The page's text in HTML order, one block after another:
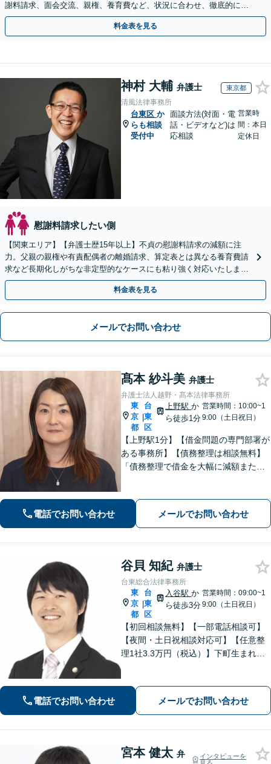
謝料請求、面会交流、親権、養育費など、状況に合わせ、徹底的にサ
ポートいたします【弁護士歴17年以上】
料金表を見る
神村 大輔 弁護士 東京都
清風法律事務所
台東区 か
らも相談
受付中
面談方法(対面・電
話・ビデオなど)は
応相談
営業時
間：本日
定休日
慰謝料請求したい側
【関東エリア】【弁護士歴15年以上】不貞の慰謝料請求の減額に注
力。父親の親権や有責配偶者の離婚請求、算定表とは異なる養育費請
求など長期化しがちな非定型的なケースにも粘り強く対応いたしま
す。【初回相談30分無料】【休日・夜間相談可】
料金表を見る
メールでお問い合わせ
髙本 紗斗美 弁護士
弁護士法人越野・髙本法律事務所
東
京
都
|
台
東
区
上野駅か
ら徒歩1分
営業時間：10:00~1
9:00（土日祝日）
【上野駅1分】【借金問題の専門部署が
ある事務所】【債務整理は相談無料】
「債務整理で借金を大幅に減額または
さまに代わって全力で交渉し、賠償金
アップを目指します！」【休日・夜間
電話でお問い合わせ メールでお問い合わせ
谷貝 知紀 弁護士
台東総合法律事務所
東
京
都
|
台
東
区
入谷駅か
ら徒歩3分
営業時間：09:00~1
9:00（土日祝日）
【初回相談無料】【一部電話相談可】
【夜間・土日祝相談対応可】【任意整
理1社3.3万円（税込）】下町生まれ下
ます。
電話でお問い合わせ メールでお問い合わせ
宮本 健太 弁
インタビューを